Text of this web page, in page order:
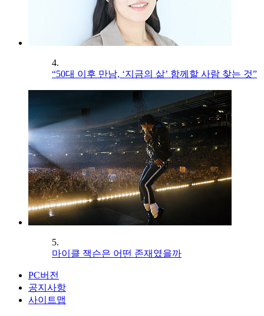
4.
“50대 이후 만남, ‘지금의 삶’ 함께할 사람 찾는 것”
5.
마이클 잭슨은 어떤 존재였을까
PC버전
공지사항
사이트맵